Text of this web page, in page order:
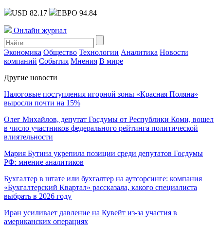
USD 82.17 ЕВРО 94.84
Онлайн журнал
Экономика Общество Технологии Аналитика Новости
компаний События Мнения В мире
Другие новости
Налоговые поступления игорной зоны «Красная Поляна»
выросли почти на 15%
Олег Михайлов, депутат Госдумы от Республики Коми, вошел
в число участников федерального рейтинга политической
влиятельности
Мария Бутина укрепила позиции среди депутатов Госдумы
РФ: мнение аналитиков
Бухгалтер в штате или бухгалтер на аутсорсинге: компания
«Бухгалтерский Квартал» рассказала, какого специалиста
выбрать в 2026 году
Иран усиливает давление на Кувейт из-за участия в
американских операциях